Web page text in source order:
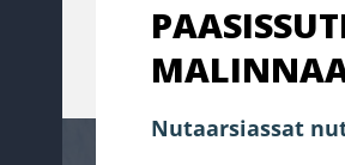
Nutaarsiassat